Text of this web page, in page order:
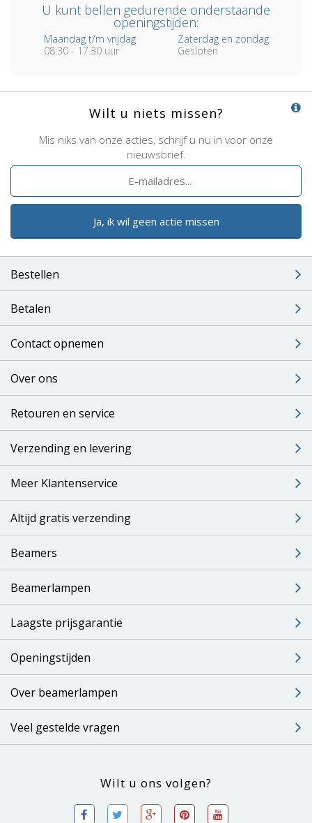
U kunt bellen gedurende onderstaande
openingstijden:
Maandag t/m vrijdag
08:30 - 17.30 uur
Zaterdag en zondag
Gesloten
Wilt u niets missen?
Mis niks van onze acties, schrijf u nu in voor onze
nieuwsbrief.
Ja, ik wil geen actie missen
Bestellen
Betalen
Contact opnemen
Over ons
Retouren en service
Verzending en levering
Meer Klantenservice
Altijd gratis verzending
Beamers
Beamerlampen
Laagste prijsgarantie
Openingstijden
Over beamerlampen
Veel gestelde vragen
Wilt u ons volgen?